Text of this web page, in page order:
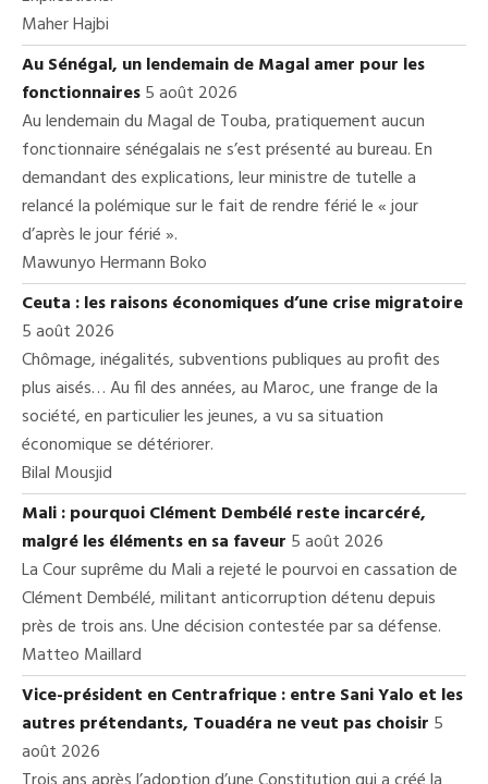
Maher Hajbi
Au Sénégal, un lendemain de Magal amer pour les
fonctionnaires5 août 2026
Au lendemain du Magal de Touba, pratiquement aucun
fonctionnaire sénégalais ne s’est présenté au bureau. En
demandant des explications, leur ministre de tutelle a
relancé la polémique sur le fait de rendre férié le « jour
d’après le jour férié ».
Mawunyo Hermann Boko
Ceuta : les raisons économiques d’une crise migratoire
5 août 2026
Chômage, inégalités, subventions publiques au profit des
plus aisés… Au fil des années, au Maroc, une frange de la
société, en particulier les jeunes, a vu sa situation
économique se détériorer.
Bilal Mousjid
Mali : pourquoi Clément Dembélé reste incarcéré,
malgré les éléments en sa faveur 5 août 2026
La Cour suprême du Mali a rejeté le pourvoi en cassation de
Clément Dembélé, militant anticorruption détenu depuis
près de trois ans. Une décision contestée par sa défense.
Matteo Maillard
Vice-président en Centrafrique : entre Sani Yalo et les
autres prétendants, Touadéra ne veut pas choisir 5
août 2026